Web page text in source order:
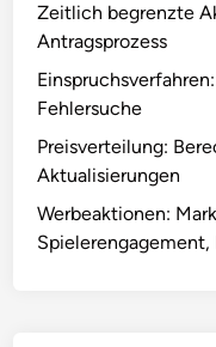
Zeitlich begrenzte
Antragsprozess
Fehlersuche
Preisverteilung:
Aktualisierungen
Werbeaktionen:
Spielerengagement,